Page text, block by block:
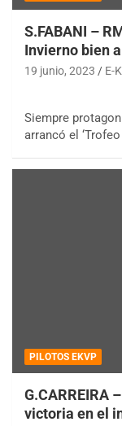
S.FABANI –
Invierno bien
19 junio, 2023 E-
Siempre
arrancó el
PILOTOS EKVP
G.CARREIRA
victoria en el